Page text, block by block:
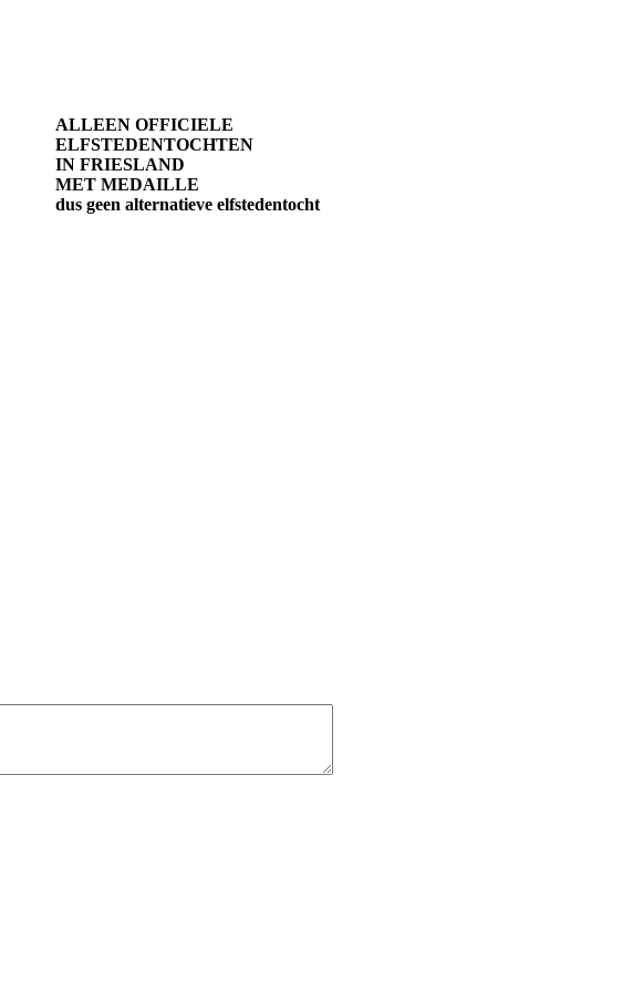
ALLEEN OFFICIELE
ELFSTEDENTOCHTEN
IN FRIESLAND
MET MEDAILLE
dus geen alternatieve elfstedentocht